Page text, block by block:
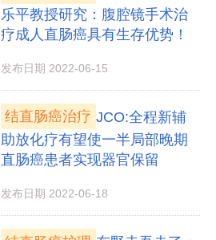
乐平教授研究：腹腔镜手术治
疗成人直肠癌具有生存优势！
发布日期 2022-06-15
结直肠癌治疗 JCO:全程新辅
助放化疗有望使一半局部晚期
直肠癌患者实现器官保留
发布日期 2022-06-18